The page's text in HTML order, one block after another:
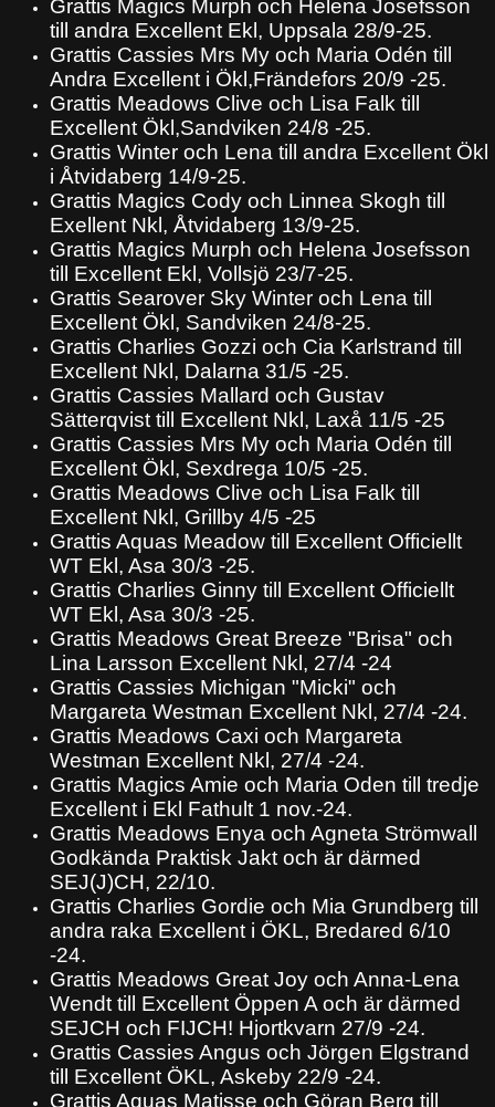
Grattis Magics Murph och Helena Josefsson
till andra Excellent Ekl, Uppsala 28/9-25.
Grattis Cassies Mrs My och Maria Odén till
Andra Excellent i Ökl,Frändefors 20/9 -25.
Grattis Meadows Clive och Lisa Falk till
Excellent Ökl,Sandviken 24/8 -25.
Grattis Winter och Lena till andra Excellent Ökl
i Åtvidaberg 14/9-25.
Grattis Magics Cody och Linnea Skogh till
Exellent Nkl, Åtvidaberg 13/9-25.
Grattis Magics Murph och Helena Josefsson
till Excellent Ekl, Vollsjö 23/7-25.
Grattis Searover Sky Winter och Lena till
Excellent Ökl, Sandviken 24/8-25.
Grattis Charlies Gozzi och Cia Karlstrand till
Excellent Nkl, Dalarna 31/5 -25.
Grattis Cassies Mallard och Gustav
Sätterqvist till Excellent Nkl, Laxå 11/5 -25
Grattis Cassies Mrs My och Maria Odén till
Excellent Ökl, Sexdrega 10/5 -25.
Grattis Meadows Clive och Lisa Falk till
Excellent Nkl, Grillby 4/5 -25
Grattis Aquas Meadow till Excellent Officiellt
WT Ekl, Asa 30/3 -25.
Grattis Charlies Ginny till Excellent Officiellt
WT Ekl, Asa 30/3 -25.
Grattis Meadows Great Breeze "Brisa" och
Lina Larsson Excellent Nkl, 27/4 -24
Grattis Cassies Michigan "Micki" och
Margareta Westman Excellent Nkl, 27/4 -24.
Grattis Meadows Caxi och Margareta
Westman Excellent Nkl, 27/4 -24.
Grattis Magics Amie och Maria Oden till tredje
Excellent i Ekl Fathult 1 nov.-24.
Grattis Meadows Enya och Agneta Strömwall
Godkända Praktisk Jakt och är därmed
SEJ(J)CH, 22/10.
Grattis Charlies Gordie och Mia Grundberg till
andra raka Excellent i ÖKL, Bredared 6/10
-24.
Grattis Meadows Great Joy och Anna-Lena
Wendt till Excellent Öppen A och är därmed
SEJCH och FIJCH! Hjortkvarn 27/9 -24.
Grattis Cassies Angus och Jörgen Elgstrand
till Excellent ÖKL, Askeby 22/9 -24.
Grattis Aquas Matisse och Göran Berg till